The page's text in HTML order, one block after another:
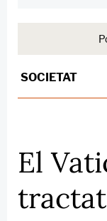
SOCIETAT
El